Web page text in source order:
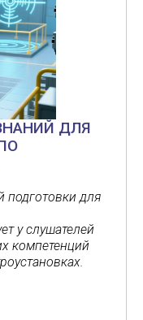
ДЛЯ
подготовки для
у слушателей
компетенций